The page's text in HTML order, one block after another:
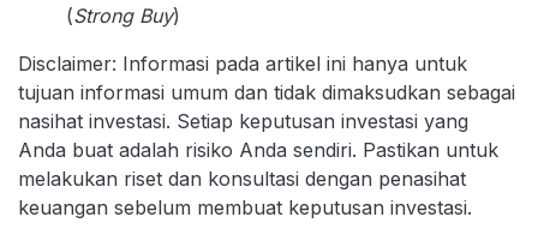
(Strong Buy)
Disclaimer: Informasi pada artikel ini hanya untuk
tujuan informasi umum dan tidak dimaksudkan sebagai
nasihat investasi. Setiap keputusan investasi yang
Anda buat adalah risiko Anda sendiri. Pastikan untuk
melakukan riset dan konsultasi dengan penasihat
keuangan sebelum membuat keputusan investasi.